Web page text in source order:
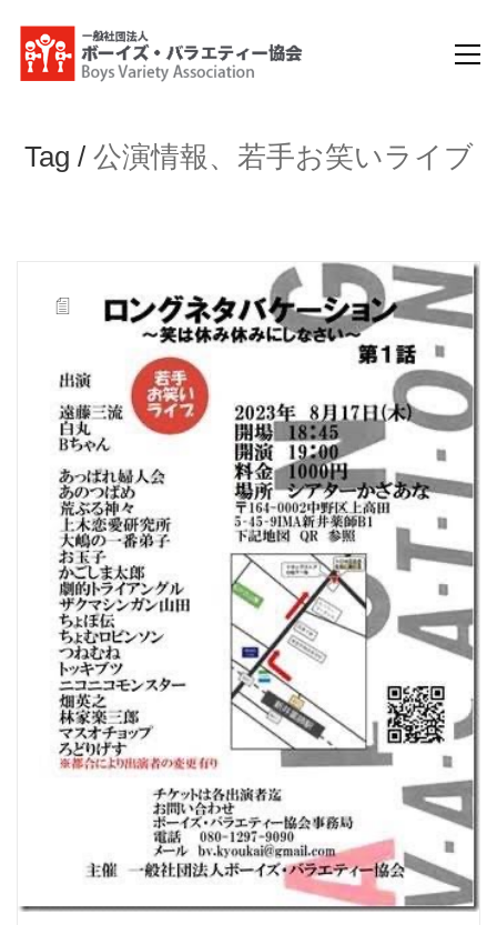
Tag / 公演情報、若手お笑いライブ